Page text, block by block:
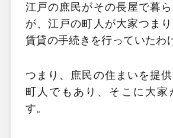
江戸の庶民がその長屋で暮
が、江戸の町人が大家つま
賃貸の手続きを行っていたわ
つまり、庶民の住まいを提
町人でもあり、そこに大家
す。